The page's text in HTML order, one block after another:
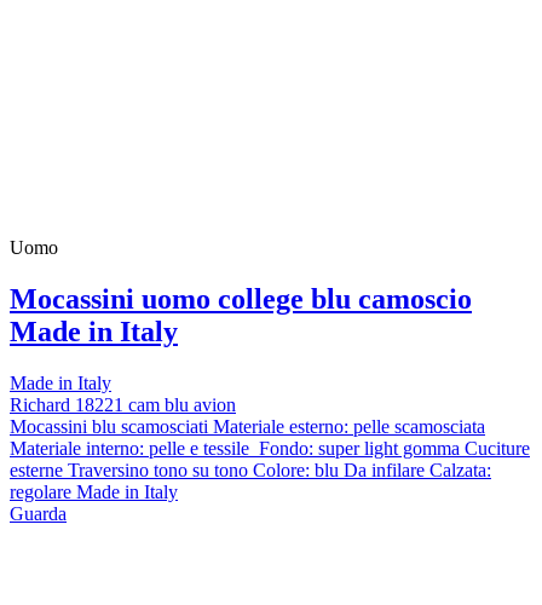
Uomo
Mocassini uomo college blu camoscio
Made in Italy
Made in Italy
Richard 18221 cam blu avion
Mocassini blu scamosciati Materiale esterno: pelle scamosciata
Materiale interno: pelle e tessile Fondo: super light gomma Cuciture
esterne Traversino tono su tono Colore: blu Da infilare Calzata:
regolare Made in Italy
Guarda